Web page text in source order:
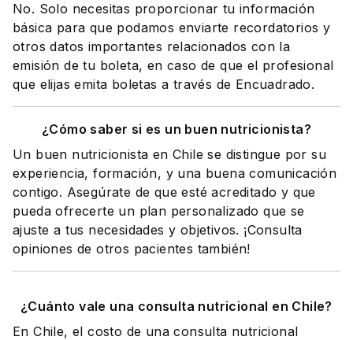
No. Solo necesitas proporcionar tu información
básica para que podamos enviarte recordatorios y
otros datos importantes relacionados con la
emisión de tu boleta, en caso de que el profesional
que elijas emita boletas a través de Encuadrado.
¿Cómo saber si es un buen nutricionista?
Un buen nutricionista en Chile se distingue por su
experiencia, formación, y una buena comunicación
contigo. Asegúrate de que esté acreditado y que
pueda ofrecerte un plan personalizado que se
ajuste a tus necesidades y objetivos. ¡Consulta
opiniones de otros pacientes también!
¿Cuánto vale una consulta nutricional en Chile?
En Chile, el costo de una consulta nutricional